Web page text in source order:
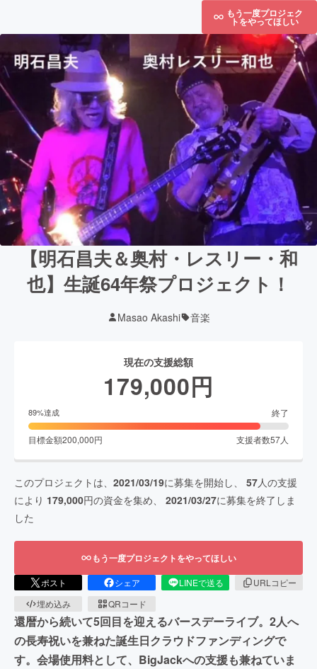
もう一度プロジェク
トをやってほしい
【明石昌夫＆奥村・レスリー・和
也】生誕64年祭プロジェクト！
Masao Akashi 音楽
現在の支援総額
179,000円
89%達成 終了
目標金額200,000円 支援者数57人
このプロジェクトは、 2021/03/19に募集を開始し、 57人の支援
により 179,000円の資金を集め、 2021/03/27に募集を終了しま
した
もう一度プロジェクトをやってほしい
ポスト シェア LINEで送る
URLコピー
埋め込み
QRコード
還暦から続いて5回目を迎えるバースデーライブ。2人へ
の長寿祝いを兼ねた誕生日クラウドファンディングで
す。会場使用料として、BigJackへの支援も兼ねていま